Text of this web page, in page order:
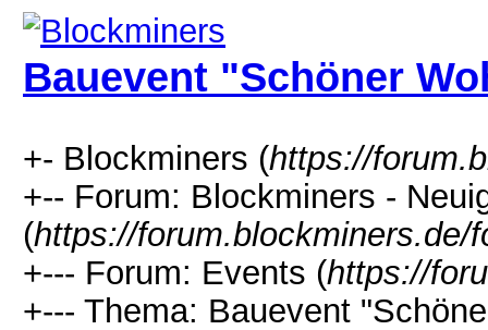
Bauevent "Schöner
+- Blockminers (https://
+-- Forum: Blockminers -
(https://forum.blockminers.de/
+--- Forum: Events (https://
+--- Thema: Bauevent